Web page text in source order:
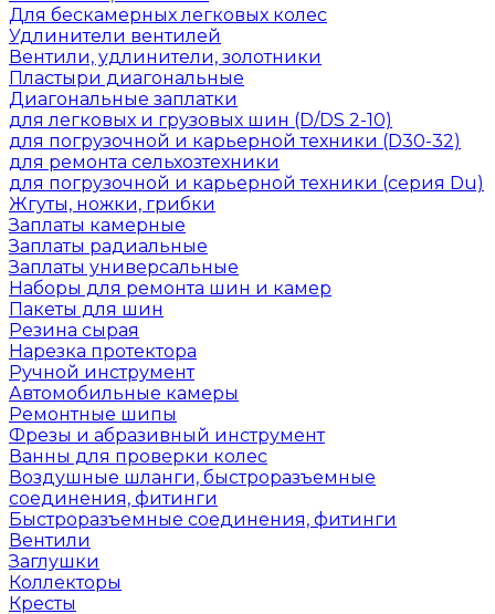
Для бескамерных легковых колес
Удлинители вентилей
Вентили, удлинители, золотники
Пластыри диагональные
Диагональные заплатки
для легковых и грузовых шин (D/DS 2-10)
для погрузочной и карьерной техники (D30-32)
для ремонта сельхозтехники
для погрузочной и карьерной техники (серия Du)
Жгуты, ножки, грибки
Заплаты камерные
Заплаты радиальные
Заплаты универсальные
Наборы для ремонта шин и камер
Пакеты для шин
Резина сырая
Нарезка протектора
Ручной инструмент
Автомобильные камеры
Ремонтные шипы
Фрезы и абразивный инструмент
Ванны для проверки колес
Воздушные шланги, быстроразъемные
соединения, фитинги
Быстроразъемные соединения, фитинги
Вентили
Заглушки
Коллекторы
Кресты